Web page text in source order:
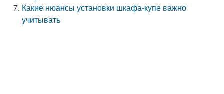
Какие нюансы установки шкафа-купе важно
учитывать